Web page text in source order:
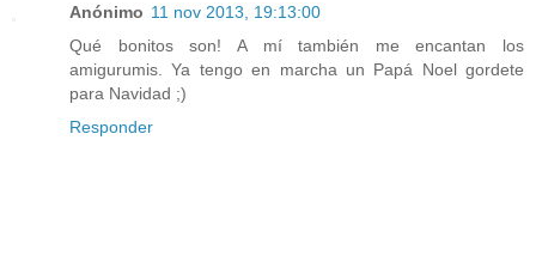
Anónimo 11 nov 2013, 19:13:00
Qué bonitos son! A mí también me encantan los
amigurumis. Ya tengo en marcha un Papá Noel gordete
para Navidad ;)
Responder